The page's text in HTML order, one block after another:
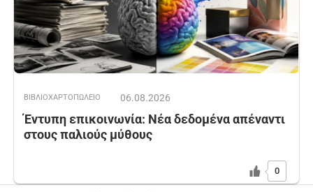
ΒΙΒΛΙΟΧΑΡΤΟΠΩΛΕΙΟ 06.08.2026
Έντυπη επικοινωνία: Νέα δεδομένα απέναντι
στους παλιούς μύθους
0